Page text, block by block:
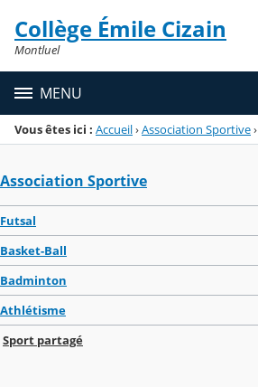
Menu de la rubrique
Contenu
Collège Émile Cizain
Montluel
MENU
Vous êtes ici : Accueil›Association Sportive›
Association Sportive
Futsal
Basket-Ball
Badminton
Athlétisme
Sport partagé